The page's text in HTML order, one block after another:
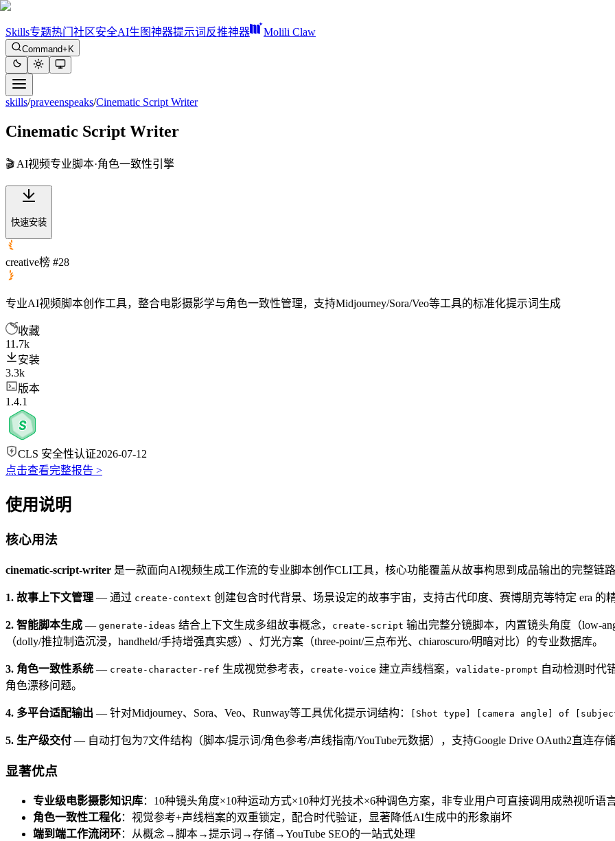
Skills专题热门 社区安全AI生图神器提示词反推神器 Molili Claw
Command+K
skills/praveenspeaks/Cinematic Script Writer
Cinematic Script Writer
🎬 AI视频专业脚本·角色一致性引擎
快速安装
creative榜 #28
专业AI视频脚本创作工具，整合电影摄影学与角色一致性管理，支持Midjourney/Sora/Veo等工具的标准化提示词生成
收藏
11.7k
安装
3.3k
版本
1.4.1
CLS 安全性认证2026-07-12
点击查看完整报告 >
使用说明
核心用法
cinematic-script-writer 是一款面向AI视频生成工作流的专业脚本创作CLI工具，核心功能覆盖从故事构思到成品输出的完整链路
1. 故事上下文管理 — 通过 create-context 创建包含时代背景、场景设定的故事宇宙，支持古代印度、赛博朋克等特定 era 的
2. 智能脚本生成 — generate-ideas 结合上下文生成多组故事概念， create-script 输出完整分镜脚本，内置镜头角度（low-
（dolly/推拉制造沉浸，handheld/手持增强真实感）、灯光方案（three-point/三点布光、chiaroscuro/明暗对比）的专业数据库。
3. 角色一致性系统 — create-character-ref 生成视觉参考表， create-voice 建立声线档案， validate-prompt 自动检测时代
角色漂移问题。
4. 多平台适配输出 — 针对Midjourney、Sora、Veo、Runway等工具优化提示词结构： [Shot type] [camera angle] of
5. 生产级交付 — 自动打包为7文件结构（脚本/提示词/角色参考/声线指南/YouTube元数据），支持Google Drive OAuth2直连存储
显著优点
专业级电影摄影知识库：10种镜头角度×10种运动方式×10种灯光技术×6种调色方案，非专业用户可直接调用成熟视听语
角色一致性工程化：视觉参考+声线档案的双重锁定，配合时代验证，显著降低AI生成中的形象崩坏
端到端工作流闭环：从概念→脚本→提示词→存储→YouTube SEO的一站式处理